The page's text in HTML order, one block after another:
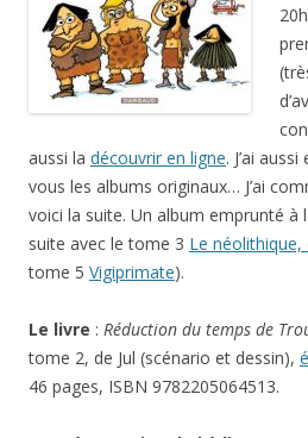
aussi la découvrir en ligne. J’ai
vous les albums originaux… J’ai
voici la suite. Un album emprunté à
suite avec le tome 3 Le néolithique,
tome 5 Vigiprimate).
Le livre : Réduction du temps de
tome 2, de Jul (scénario et dessin),
46 pages, ISBN 9782205064513.